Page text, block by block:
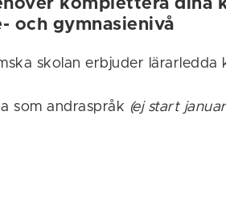
komplettera dina
och gymnasienivå
skolan erbjuder lärarledda
som andraspråk (ej start